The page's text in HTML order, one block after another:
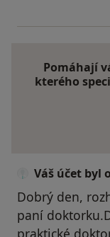
Pomáhají
kterého
Váš účet byl
Dobrý den,
paní